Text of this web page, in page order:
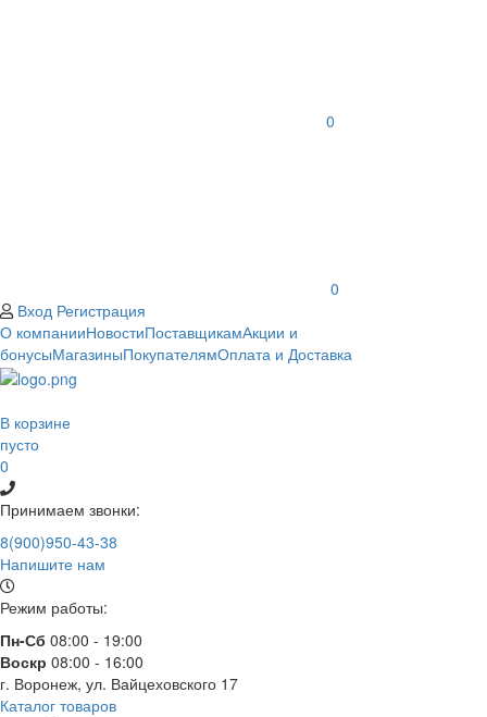
0
0
Вход Регистрация
О компанииНовостиПоставщикамАкции и
бонусыМагазиныПокупателямОплата и Доставка
В корзине
пусто
0
Принимаем звонки:
8(900)950-43-38
Напишите нам
Режим работы:
Пн-Сб 08:00 - 19:00
Воскр 08:00 - 16:00
г. Воронеж, ул. Вайцеховского 17
Каталог товаров